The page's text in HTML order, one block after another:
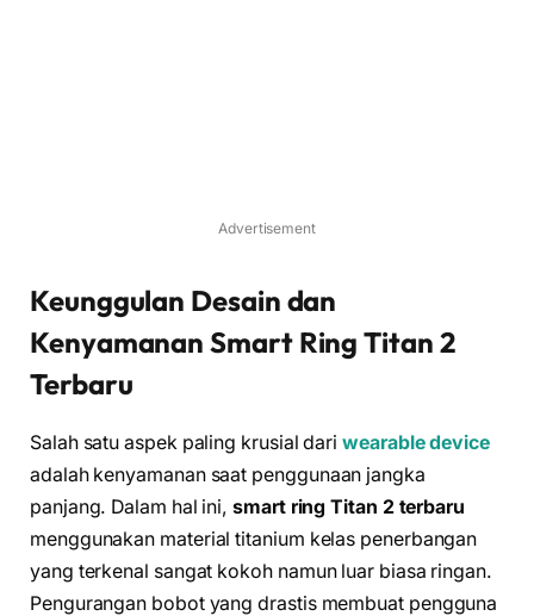
Advertisement
Keunggulan Desain dan
Kenyamanan Smart Ring Titan 2
Terbaru
Salah satu aspek paling krusial dariwearable device
adalah kenyamanan saat penggunaan jangka
panjang. Dalam hal ini,smart ring Titan 2 terbaru
menggunakan material titanium kelas penerbangan
yang terkenal sangat kokoh namun luar biasa ringan.
Pengurangan bobot yang drastis membuat pengguna